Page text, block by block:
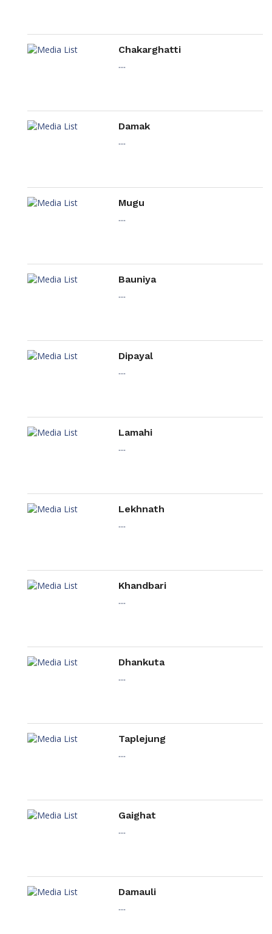
Chakarghatti
....
Damak
....
Mugu
....
Bauniya
....
Dipayal
....
Lamahi
....
Lekhnath
....
Khandbari
....
Dhankuta
....
Taplejung
....
Gaighat
....
Damauli
....